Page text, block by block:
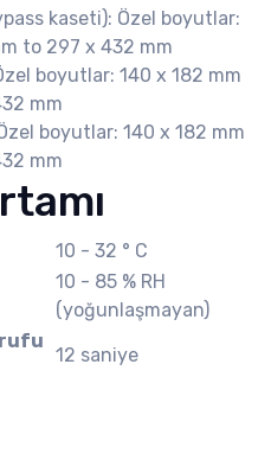
kaseti): Özel boyutlar:
to 297 x 432 mm
boyutlar: 140 x 182 mm
mm
boyutlar: 140 x 182 mm
mm
10 - 32 ° C
10 - 85 % RH
(yoğunlaşmayan)
12 saniye